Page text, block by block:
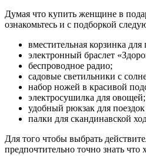
Думая что купить женщине в
ознакомьтесь и с подборкой
вместительная корзинка
электронный браслет
беспроводное радио;
садовые светильники с
набор ножей в красивой
электросушилка для овощей;
удобный рюкзак для поездок
палки для скандинавской
Для того чтобы выбрать
предпочтительно точно знать что